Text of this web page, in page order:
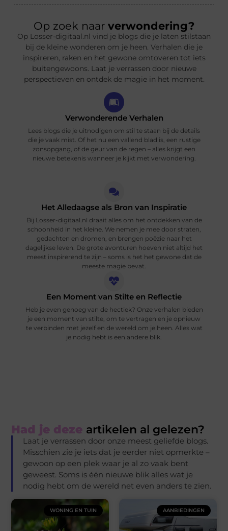
Op zoek naar verwondering?
Op Losser-digitaal.nl vind je blogs die je laten stilstaan
bij de kleine wonderen om je heen. Verhalen die je
inspireren, raken en het gewone omtoveren tot iets
buitengewoons. Laat je verrassen door nieuwe
perspectieven en ontdek de magie in het moment.
Verwonderende Verhalen
Lees blogs die je uitnodigen om stil te staan bij de details
die je vaak mist. Of het nu een vallend blad is, een rustige
zonsopgang, of de geur van de regen – alles krijgt een
nieuwe betekenis wanneer je kijkt met verwondering.
Het Alledaagse als Bron van Inspiratie
Bij Losser-digitaal.nl draait alles om het ontdekken van de
schoonheid in het kleine. We nemen je mee door straten,
gedachten en dromen, en brengen poëzie naar het
dagelijkse leven. De grote avonturen hoeven niet altijd het
meest inspirerend te zijn – soms is het het gewone dat de
meeste magie bevat.
Een Moment van Stilte en Reflectie
Heb je even genoeg van de hectiek? Onze verhalen bieden
je een moment van stilte, om te vertragen en je opnieuw
te verbinden met jezelf en de wereld om je heen. Alles wat
je nodig hebt is een andere blik.
Had je deze artikelen al gelezen?
Laat je verrassen door onze meest geliefde blogs.
Misschien zie je iets dat je eerder niet opmerkte –
gewoon op een plek waar je al zo vaak bent
geweest. Soms is één nieuwe blik alles wat je
nodig hebt om de wereld net even anders te zien.
WONING EN TUIN AANBIEDINGEN